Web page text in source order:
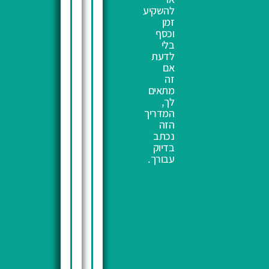
להשקיע
זמן
וכסף
בלי
לדעת
אם
זה
מתאים
לך,
המדריך
הזה
נכתב
בדיוק
עבורך.